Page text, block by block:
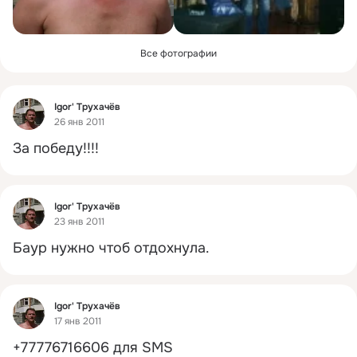
Все фотографии
Фид
Igor' Трухачёв
26 янв 2011
За победу!!!!
Фид
Igor' Трухачёв
23 янв 2011
Баур нужно чтоб отдохнула.
Фид
Igor' Трухачёв
17 янв 2011
+77776716606 для SMS